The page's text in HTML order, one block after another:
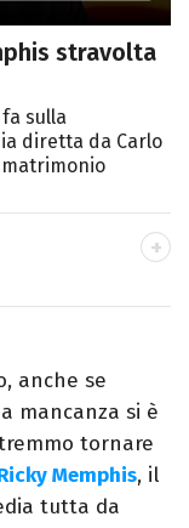
stravolta
sulla
diretta da Carlo
di libri e
anche se
mancanza si è
tornare
Memphis, il
tutta da